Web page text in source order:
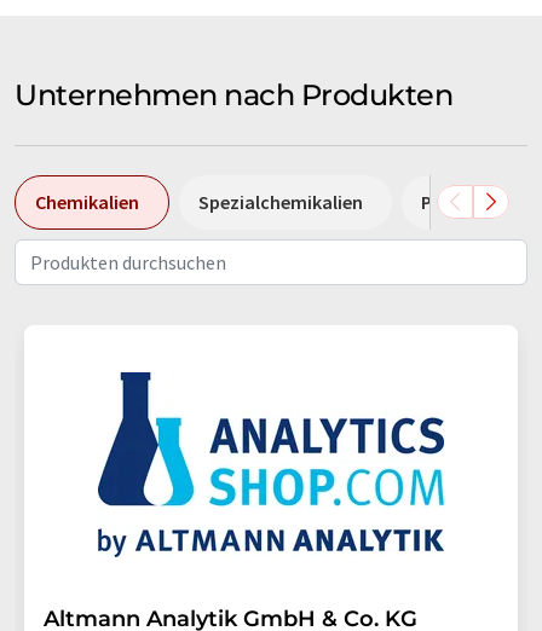
Unternehmen nach Produkten
Chemikalien Spezialchemikalien Pumpen
Altmann Analytik GmbH & Co. KG